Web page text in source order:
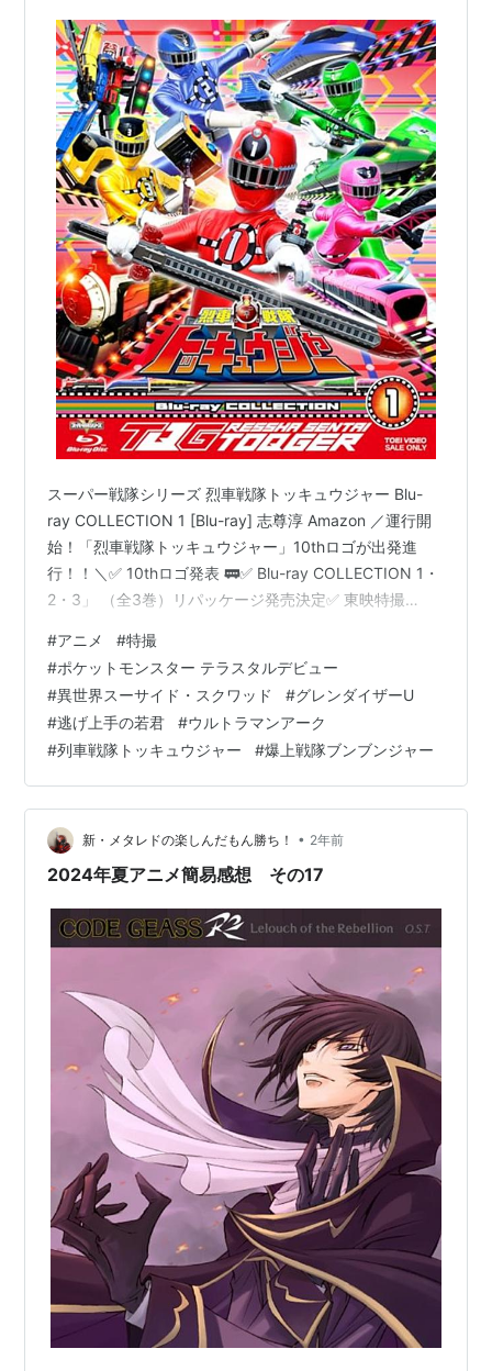
スーパー戦隊シリーズ 烈車戦隊トッキュウジャー Blu-
ray COLLECTION 1 [Blu-ray] 志尊淳 Amazon ／運行開
始！「烈車戦隊トッキュウジャー」10thロゴが出発進
行！！＼✅ 10thロゴ発表 🚃✅ Blu-ray COLLECTION 1・
2・3」 （全3巻）リパッケージ発売決定✅ 東映特撮
細https://t.co/THt5Al4qNQ
pic.twitter.com/XBOcTnpiA9 — スーパー戦隊オフィシャ
ル (@sentai_official) 2024年8月18日 2014年に放…
#アニメ #特撮
#ポケットモンスター テラスタルデビュー
#異世界スーサイド・スクワッド #グレンダイザーU
#逃げ上手の若君 #ウルトラマンアーク
#列車戦隊トッキュウジャー #爆上戦隊ブンブンジャー
新・メタレドの楽しんだもん勝ち！ • 2年前
2024年夏アニメ簡易感想 その17